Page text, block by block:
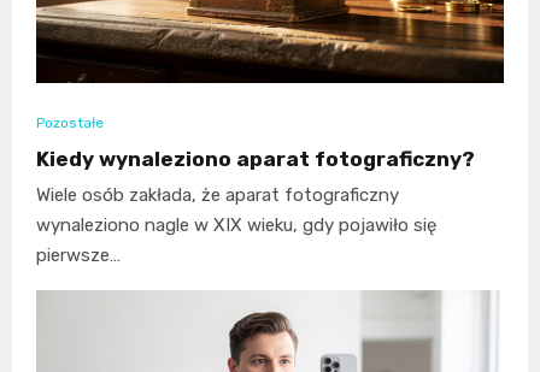
Pozostałe
Kiedy wynaleziono aparat fotograficzny?
Wiele osób zakłada, że aparat fotograficzny
wynaleziono nagle w XIX wieku, gdy pojawiło się
pierwsze…